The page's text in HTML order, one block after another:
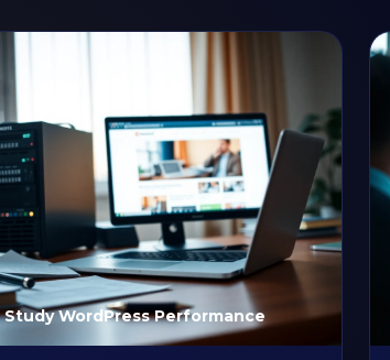
Study WordPress Performance